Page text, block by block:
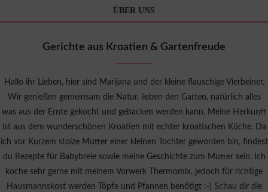
ÜBER UNS
Gerichte aus Kroatien & Gartenfreude
Hallo ihr Lieben, hier sind Marijana und der kleine flauschige Vierbeiner.
Wir genießen gemeinsam die Natur, lieben den Garten, natürlich alles
was aus der Ernte gekocht und gebacken werden kann. Meine Herkunft
ist aus dem wunderschönen Kroatien mit echter kroatischen Küche. Da
ich vor Kurzem stolze Mutter einer kleinen Tochter geworden bin, findest
du Rezepte für Babybreie sowie meine Geschichte zum Mutter sein. Ich
koche sehr gerne mit meinem Vorwerk Thermomix, jedoch für richtige
Hausmannskost werden Töpfe und Pfannen benötigt :-) Schau dir die